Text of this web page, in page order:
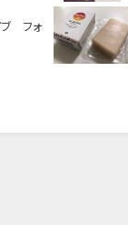
ブ フォ